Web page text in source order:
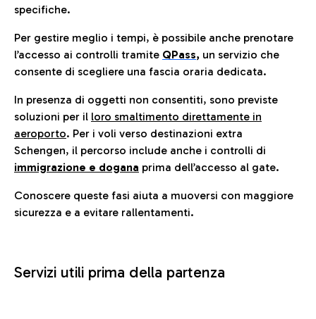
specifiche.
Per gestire meglio i tempi, è possibile anche prenotare
l’accesso ai controlli tramite QPass, un servizio che
consente di scegliere una fascia oraria dedicata.
In presenza di oggetti non consentiti, sono previste
soluzioni per il loro smaltimento direttamente in
aeroporto. Per i voli verso destinazioni extra
Schengen, il percorso include anche i controlli di
immigrazione e dogana prima dell’accesso al gate.
Conoscere queste fasi aiuta a muoversi con maggiore
sicurezza e a evitare rallentamenti.
Servizi utili prima della partenza